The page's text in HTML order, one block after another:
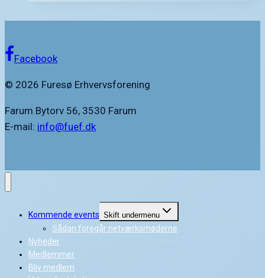
Facebook
© 2026 Furesø Erhvervsforening
Farum Bytorv 56, 3530 Farum
E-mail: info@fuef.dk
Kommende events Skift undermenu
Sådan foregår netværksmøderne
Nyheder
Medlemmer
Bliv medlem